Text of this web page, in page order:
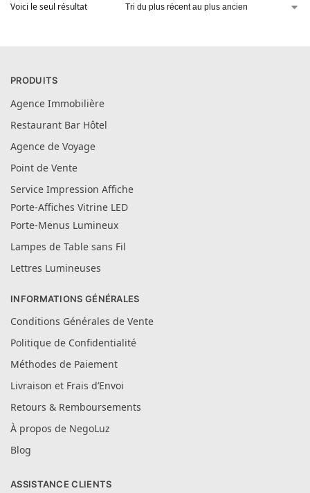
Voici le seul résultat
PRODUITS
Agence Immobilière
Restaurant Bar Hôtel
Agence de Voyage
Point de Vente
Service Impression Affiche
Porte-Affiches Vitrine LED
Porte-Menus Lumineux
Lampes de Table sans Fil
Lettres Lumineuses
INFORMATIONS GÉNÉRALES
Conditions Générales de Vente
Politique de Confidentialité
Méthodes de Paiement
Livraison et Frais d’Envoi
Retours & Remboursements
À propos de NegoLuz
Blog
ASSISTANCE CLIENTS